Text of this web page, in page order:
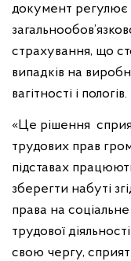
документ регулює
страхування, що
випадків на
вагітності і пологів.
«Це рішення
трудових прав
підставах
зберегти набуті
права на
трудової
свою чергу,